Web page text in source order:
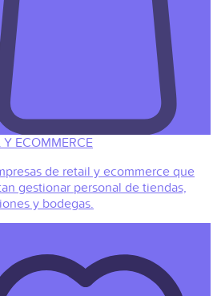
Y ECOMMERCE
de retail y ecommerce que
gestionar personal de tiendas,
y bodegas.